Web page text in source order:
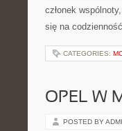
członek
się na
CATEGORIES:
OPEL W
POSTED BY